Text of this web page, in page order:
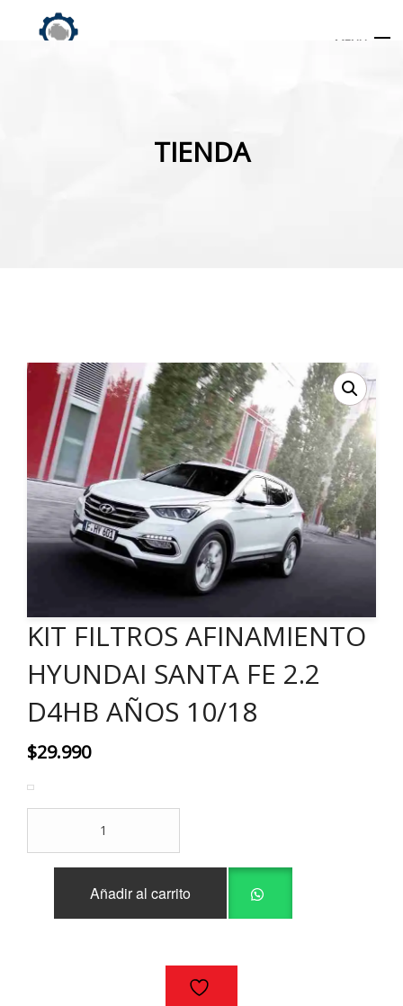
MENU
TIENDA
KIT FILTROS AFINAMIENTO
HYUNDAI SANTA FE 2.2
D4HB AÑOS 10/18
$29.990
AFINAMIENTO
HYUNDAI
Añadir al carrito